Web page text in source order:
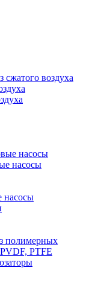
сжатого воздуха
насосы
насосы
насосы
полимерных
PTFE